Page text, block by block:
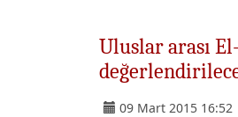
Uluslar arası
09 Mart 2015 16:52